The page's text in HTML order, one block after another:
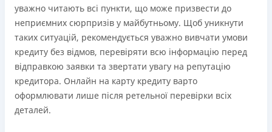
уважно читають всі пункти, що може призвести до
неприємних сюрпризів у майбутньому. Щоб уникнути
таких ситуацій, рекомендується уважно вивчати умови
кредиту без відмов, перевіряти всю інформацію перед
відправкою заявки та звертати увагу на репутацію
кредитора. Онлайн на карту кредиту варто
оформлювати лише після ретельної перевірки всіх
деталей.